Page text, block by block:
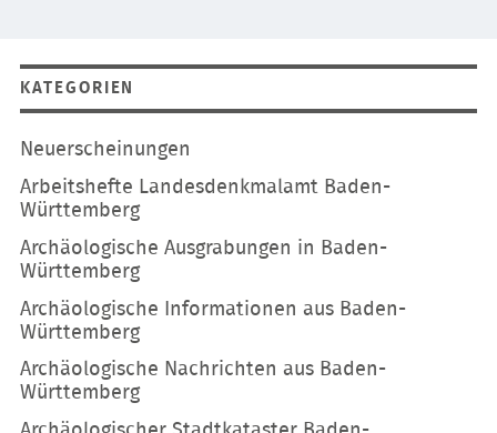
KATEGORIEN
Navigation
Neuerscheinungen
Arbeitshefte Landesdenkmalamt Baden-
Württemberg
Archäologische Ausgrabungen in Baden-
Württemberg
Archäologische Informationen aus Baden-
Württemberg
Archäologische Nachrichten aus Baden-
Württemberg